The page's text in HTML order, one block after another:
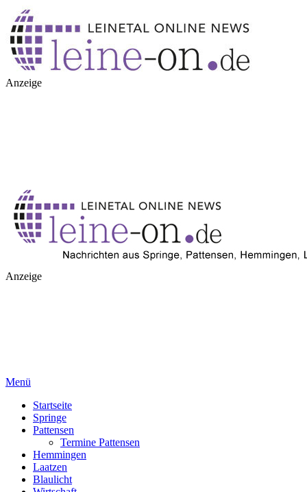
Anzeige
Anzeige
Menü
Startseite
Springe
Pattensen
Termine Pattensen
Hemmingen
Laatzen
Blaulicht